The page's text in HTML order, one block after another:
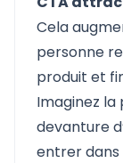
Cela
personne
produit et
Imaginez la
devanture
entrer dans